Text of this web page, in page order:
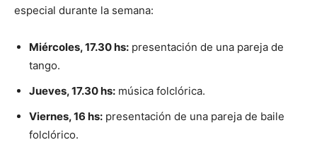
especial durante la semana:
Miércoles, 17.30 hs: presentación de una pareja de
tango.
Jueves, 17.30 hs: música folclórica.
Viernes, 16 hs: presentación de una pareja de baile
folclórico.